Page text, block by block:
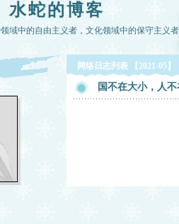
水蛇的博客
域中的自由主义者，文化领域中的保守主义
网络日志列表 【2021-05】
国不在大小，人